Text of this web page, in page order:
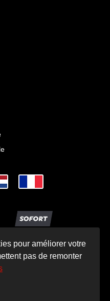
1993 - 2025
pour améliorer votre
pas de remonter